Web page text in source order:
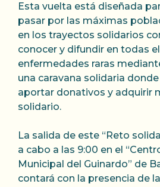
Esta vuelta está diseñada
pasar por las máximas
en los trayectos solidarios
conocer y difundir en todas
enfermedades raras
una caravana solidaria
aportar donativos y adquirir
solidario.
La salida de este “Reto
a cabo a las 9:00 en el
Municipal del Guinardo” de
contará con la presencia de